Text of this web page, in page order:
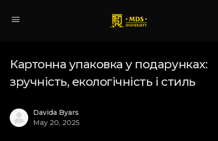
Картонна упаковка у подарунках:
зручність, екологічність і стиль
Davida Byars
May 20, 2025